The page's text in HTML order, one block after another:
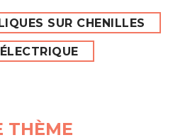
SUR CHENILLES
THÈME